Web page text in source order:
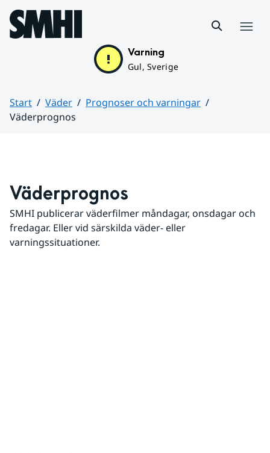
Hoppa till sidans innehåll
Varning
Gul, Sverige
Start Väder
Prognoser och varningar
Väderprognos
Väderprognos
SMHI publicerar väderfilmer måndagar, onsdagar och
fredagar. Eller vid särskilda väder- eller
varningssituationer.